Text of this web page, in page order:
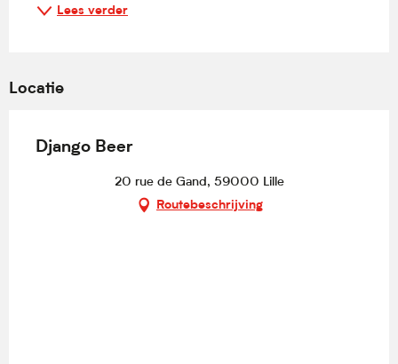
Lees verder
Locatie
Django Beer
20 rue de Gand, 59000 Lille
Routebeschrijving